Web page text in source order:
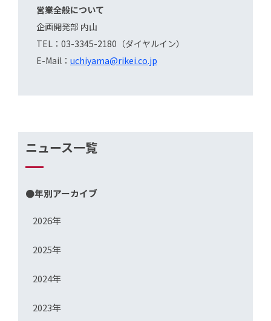
ニュース一覧
●年別アーカイブ
2026年
2025年
2024年
2023年
営業全般について
企画開発部 内山
TEL：03-3345-2180（ダイヤルイン）
E-Mail： uchiyama@rikei.co.jp